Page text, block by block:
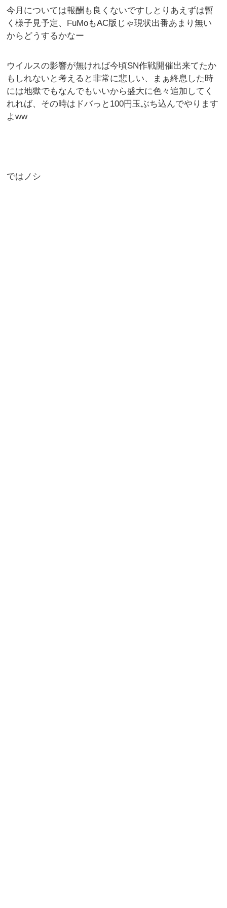
今月については報酬も良くないですしとりあえずは暫
く様子見予定、FuMoもAC版じゃ現状出番あまり無い
からどうするかなー
ウイルスの影響が無ければ今頃SN作戦開催出来てたか
もしれないと考えると非常に悲しい、まぁ終息した時
には地獄でもなんでもいいから盛大に色々追加してく
れれば、その時はドバっと100円玉ぶち込んでやります
よww
ではノシ